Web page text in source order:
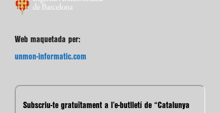
Web maquetada per:
unmon-informatic.com
Subscriu-te gratuïtament a l’e-butlletí de “Catalunya